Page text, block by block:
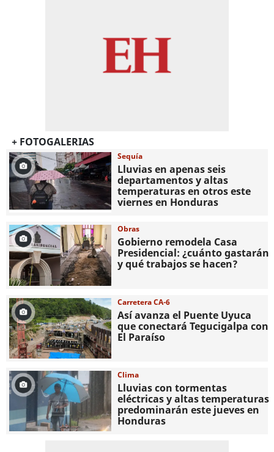
+ FOTOGALERIAS
Sequía
Lluvias en apenas seis
departamentos y altas
temperaturas en otros este
viernes en Honduras
Obras
Gobierno remodela Casa
Presidencial: ¿cuánto gastarán
y qué trabajos se hacen?
Carretera CA-6
Así avanza el Puente Uyuca
que conectará Tegucigalpa con
El Paraíso
Clima
Lluvias con tormentas
eléctricas y altas temperaturas
predominarán este jueves en
Honduras